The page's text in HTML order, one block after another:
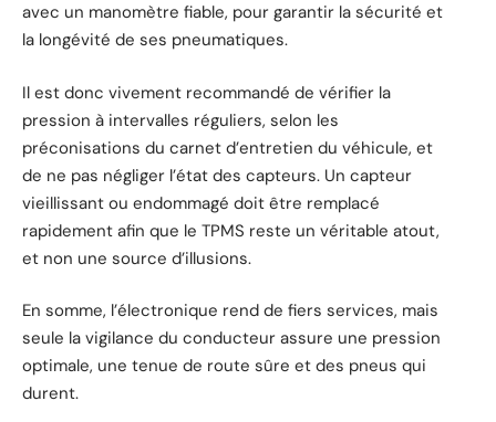
avec un manomètre fiable, pour garantir la sécurité et
la longévité de ses pneumatiques.
Il est donc vivement recommandé de vérifier la
pression à intervalles réguliers, selon les
préconisations du carnet d’entretien du véhicule, et
de ne pas négliger l’état des capteurs. Un capteur
vieillissant ou endommagé doit être remplacé
rapidement afin que le TPMS reste un véritable atout,
et non une source d’illusions.
En somme, l’électronique rend de fiers services, mais
seule la vigilance du conducteur assure une pression
optimale, une tenue de route sûre et des pneus qui
durent.